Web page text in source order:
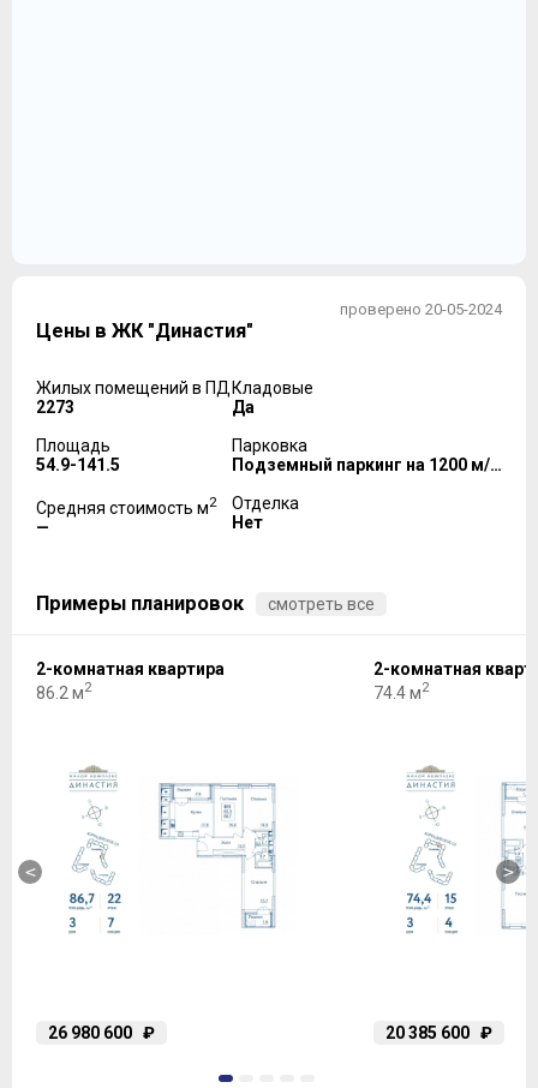
проверено 20-05-2024
Цены в ЖК "Династия"
Жилых помещений в ПД
2273
Площадь
54.9-141.5
Средняя стоимость м2
—
Кладовые
Да
Парковка
Подземный паркинг на 1200 м/м
Отделка
Нет
Примеры планировок смотреть все
<
2-комнатная квартира
86.2 м2
26 980 600 ₽
2-комнатная
74.4 м2
20 385 600 ₽
>